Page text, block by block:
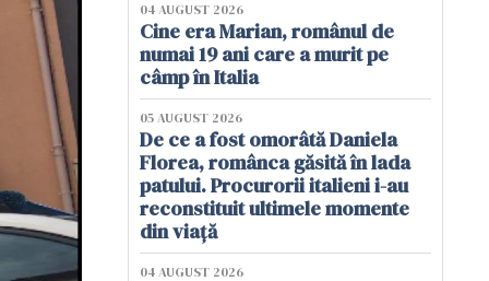
04 AUGUST 2026
Cine era Marian, românul de
numai 19 ani care a murit pe
câmp în Italia
05 AUGUST 2026
De ce a fost omorâtă Daniela
Florea, românca găsită în lada
patului. Procurorii italieni i-au
reconstituit ultimele momente
din viață
04 AUGUST 2026